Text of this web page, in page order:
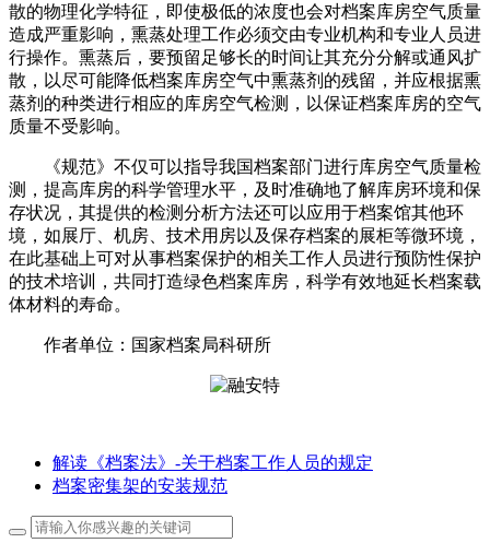
散的物理化学特征，即使极低的浓度也会对档案库房空气质量
造成严重影响，熏蒸处理工作必须交由专业机构和专业人员进
行操作。熏蒸后，要预留足够长的时间让其充分分解或通风扩
散，以尽可能降低档案库房空气中熏蒸剂的残留，并应根据熏
蒸剂的种类进行相应的库房空气检测，以保证档案库房的空气
质量不受影响。
《规范》不仅可以指导我国档案部门进行库房空气质量检
测，提高库房的科学管理水平，及时准确地了解库房环境和保
存状况，其提供的检测分析方法还可以应用于档案馆其他环
境，如展厅、机房、技术用房以及保存档案的展柜等微环境，
在此基础上可对从事档案保护的相关工作人员进行预防性保护
的技术培训，共同打造绿色档案库房，科学有效地延长档案载
体材料的寿命。
作者单位：国家档案局科研所
解读《档案法》-关于档案工作人员的规定
档案密集架的安装规范